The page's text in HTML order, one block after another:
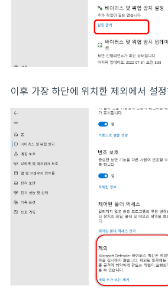
이후 가장 하단에 위치한 제외에서 설